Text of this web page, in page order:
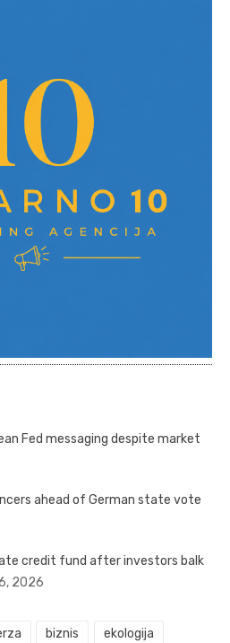
Fed messaging despite market
ahead of German state vote
credit fund after investors balk
2026
biznis ekologija